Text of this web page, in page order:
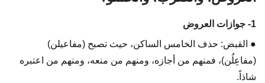
1- جوازات العروض
● القبض: حذف الخامس الساكن، حيث تصبح (مفاعيلن)
(مفاعِلُن)، فمنهم من أجازه، ومنهم من منعه، ومنهم من اعتبره
شاذاً.